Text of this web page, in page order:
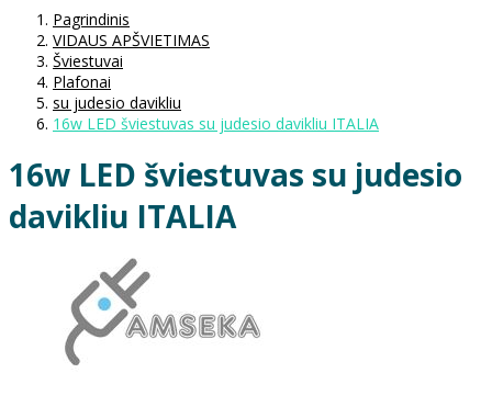
Pagrindinis
VIDAUS APŠVIETIMAS
Šviestuvai
Plafonai
su judesio davikliu
16w LED šviestuvas su judesio davikliu ITALIA
16w LED šviestuvas su judesio
davikliu ITALIA